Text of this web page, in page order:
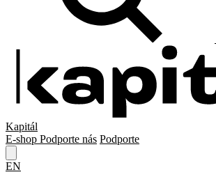
Kapitál
E-shop Podporte nás Podporte
EN